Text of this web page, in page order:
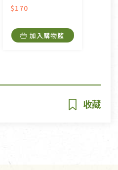
$170
加入購物籃